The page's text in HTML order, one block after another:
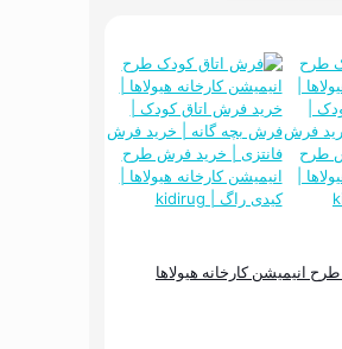
انیمیشن کارخانه هیولاها